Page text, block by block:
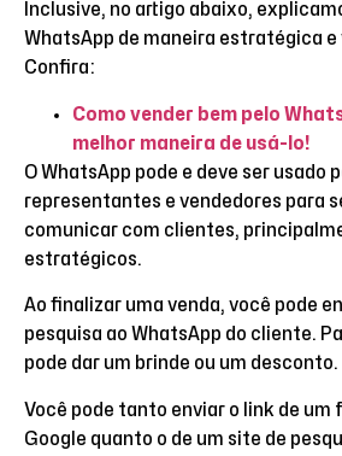
Inclusive, no artigo abaixo,
WhatsApp de maneira estratégica e
Confira:
Como vender bem pelo
melhor maneira de usá-lo!
O WhatsApp pode e deve ser usado
representantes e vendedores para
comunicar com clientes,
estratégicos.
Ao finalizar uma venda, você pode
pesquisa ao WhatsApp do cliente.
pode dar um brinde ou um desconto.
Você pode tanto enviar o link de um
Google quanto o de um site de